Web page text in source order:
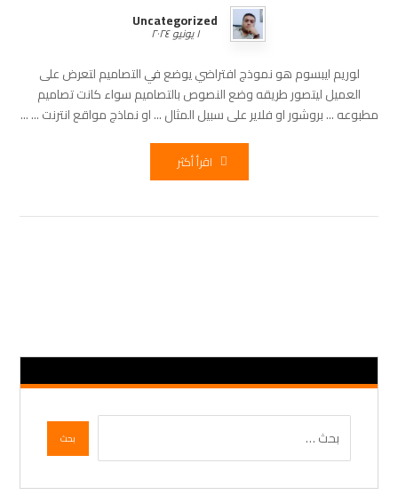
Uncategorized
١ يونيو ٢٠٢٤
لوريم ايبسوم هو نموذج افتراضي يوضع في التصاميم لتعرض على
العميل ليتصور طريقه وضع النصوص بالتصاميم سواء كانت تصاميم
مطبوعه ... بروشور او فلاير على سبيل المثال ... او نماذج مواقع انترنت ... ...
اقرأ أكثر